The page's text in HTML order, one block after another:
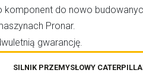
do nowo
Pronar.
gwarancję.
SILNIK PRZEMYSŁOWY